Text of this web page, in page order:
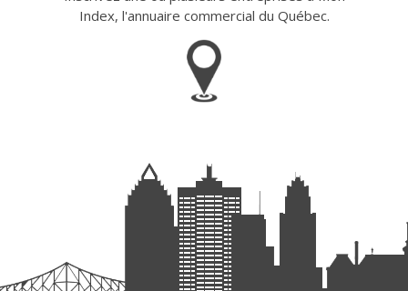
Index, l'annuaire commercial du Québec.